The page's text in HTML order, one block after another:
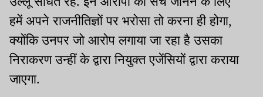
हमें अपने राजनीतिज्ञों पर भरोसा तो करना ही होगा,
क्योंकि उनपर जो आरोप लगाया जा रहा है उसका
निराकरण उन्हीं के द्वारा नियुक्त एजेंसियों द्वारा कराया
जाएगा.